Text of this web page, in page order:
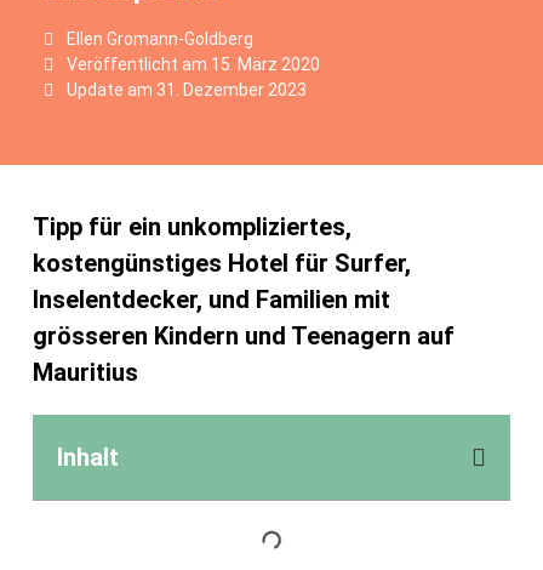
Ellen Gromann-Goldberg
Veröffentlicht am 15. März 2020
Update am 31. Dezember 2023
Tipp für ein unkompliziertes,
kostengünstiges Hotel für Surfer,
Inselentdecker, und Familien mit
grösseren Kindern und Teenagern auf
Mauritius
Inhalt